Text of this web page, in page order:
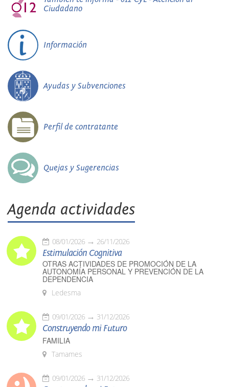
Ciudadano
Información
Ayudas y Subvenciones
Perfil de contratante
Quejas y Sugerencias
Agenda actividades
08/01/2026 26/11/2026
Estimulación Cognitiva
OTRAS ACTIVIDADES DE PROMOCIÓN DE LA
AUTONOMÍA PERSONAL Y PREVENCIÓN DE LA
DEPENDENCIA
Ledesma
09/01/2026 31/12/2026
Construyendo mi Futuro
FAMILIA
Tamames
09/01/2026 31/12/2026